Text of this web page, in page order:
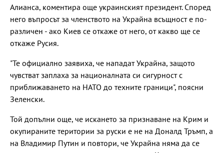
Алианса, коментира още украинският президент. Според
него въпросът за членството на Украйна всъщност е по-
различен - ако Киев се откаже от него, от какво ще се
откаже Русия.
"Те официално заявиха, че нападат Украйна, защото
чувстват заплаха за националната си сигурност с
приближаването на НАТО до техните граници", поясни
Зеленски.
Той допълни още, че искането за признаване на Крим и
окупираните територии за руски е не на Доналд Тръмп, а
на Владимир Путин и повтори, че Украйна няма да се